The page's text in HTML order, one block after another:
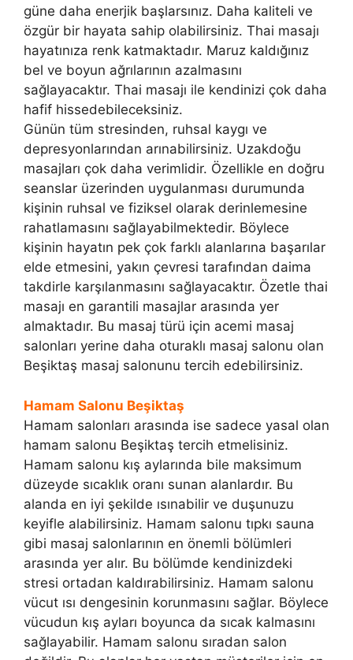
güne daha enerjik başlarsınız. Daha kaliteli ve
özgür bir hayata sahip olabilirsiniz. Thai masajı
hayatınıza renk katmaktadır. Maruz kaldığınız
bel ve boyun ağrılarının azalmasını
sağlayacaktır. Thai masajı ile kendinizi çok daha
hafif hissedebileceksiniz.
Günün tüm stresinden, ruhsal kaygı ve
depresyonlarından arınabilirsiniz. Uzakdoğu
masajları çok daha verimlidir. Özellikle en doğru
seanslar üzerinden uygulanması durumunda
kişinin ruhsal ve fiziksel olarak derinlemesine
rahatlamasını sağlayabilmektedir. Böylece
kişinin hayatın pek çok farklı alanlarına başarılar
elde etmesini, yakın çevresi tarafından daima
takdirle karşılanmasını sağlayacaktır. Özetle thai
masajı en garantili masajlar arasında yer
almaktadır. Bu masaj türü için acemi masaj
salonları yerine daha oturaklı masaj salonu olan
Beşiktaş masaj salonunu tercih edebilirsiniz.
Hamam Salonu Beşiktaş
Hamam salonları arasında ise sadece yasal olan
hamam salonu Beşiktaş tercih etmelisiniz.
Hamam salonu kış aylarında bile maksimum
düzeyde sıcaklık oranı sunan alanlardır. Bu
alanda en iyi şekilde ısınabilir ve duşunuzu
keyifle alabilirsiniz. Hamam salonu tıpkı sauna
gibi masaj salonlarının en önemli bölümleri
arasında yer alır. Bu bölümde kendinizdeki
stresi ortadan kaldırabilirsiniz. Hamam salonu
vücut ısı dengesinin korunmasını sağlar. Böylece
vücudun kış ayları boyunca da sıcak kalmasını
sağlayabilir. Hamam salonu sıradan salon